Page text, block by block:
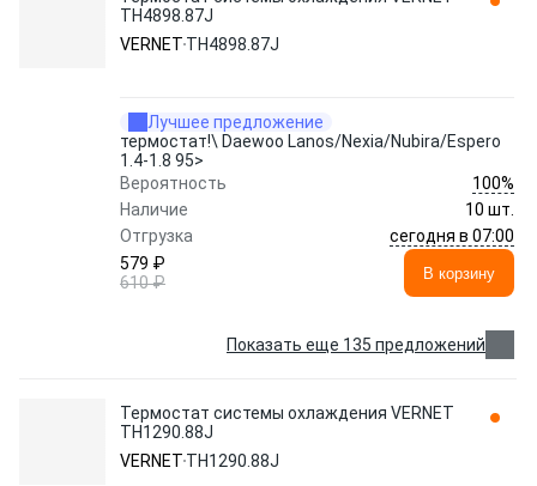
TH4898.87J
VERNET TH4898.87J
Лучшее предложение
термостат!\ Daewoo Lanos/Nexia/Nubira/Espero
1.4-1.8 95>
Вероятность
100%
Наличие
10 шт.
Отгрузка
сегодня в 07:00
579 ₽
610 ₽
В корзину
Показать еще 135 предложений
Термостат системы охлаждения VERNET
TH1290.88J
VERNET TH1290.88J